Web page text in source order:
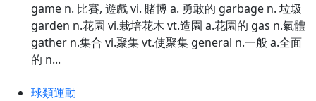
game n. 比賽, 遊戲 vi. 賭博 a. 勇敢的 garbage n. 垃圾
garden n.花園 vi.栽培花木 vt.造園 a.花園的 gas n.氣體
gather n.集合 vi.聚集 vt.使聚集 general n.一般 a.全面
的 n...
球類運動